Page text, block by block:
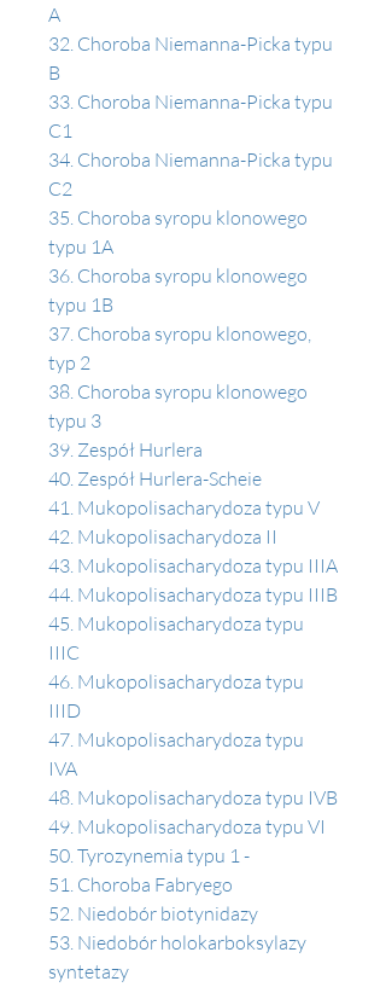
A
32. Choroba Niemanna-Picka typu
B
33. Choroba Niemanna-Picka typu
C1
34. Choroba Niemanna-Picka typu
C2
35. Choroba syropu klonowego
typu 1A
36. Choroba syropu klonowego
typu 1B
37. Choroba syropu klonowego,
typ 2
38. Choroba syropu klonowego
typu 3
39. Zespół Hurlera
40. Zespół Hurlera-Scheie
41. Mukopolisacharydoza typu V
42. Mukopolisacharydoza II
43. Mukopolisacharydoza typu IIIA
44. Mukopolisacharydoza typu IIIB
45. Mukopolisacharydoza typu
IIIC
46. Mukopolisacharydoza typu
IIID
47. Mukopolisacharydoza typu
IVA
48. Mukopolisacharydoza typu IVB
49. Mukopolisacharydoza typu VI
50. Tyrozynemia typu 1 -
51. Choroba Fabryego
52. Niedobór biotynidazy
53. Niedobór holokarboksylazy
syntetazy